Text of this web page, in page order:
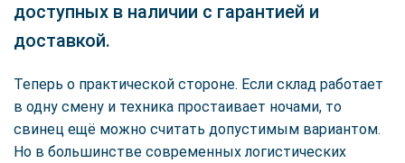
доступных в наличии с гарантией и
доставкой.
Теперь о практической стороне. Если склад работает
в одну смену и техника простаивает ночами, то
свинец ещё можно считать допустимым вариантом.
Но в большинстве современных логистических